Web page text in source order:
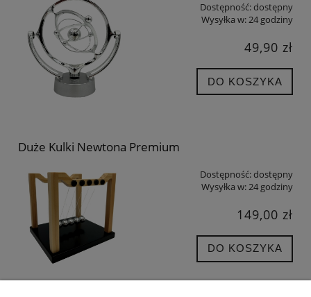
Dostępność:dostępny
Wysyłka w:24 godziny
49,90 zł
DO KOSZYKA
Duże Kulki Newtona Premium
Dostępność:dostępny
Wysyłka w:24 godziny
149,00 zł
DO KOSZYKA